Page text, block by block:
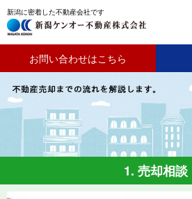
新潟に密着した不動産会社です
お問い合わせはこちら
1. 売却相談